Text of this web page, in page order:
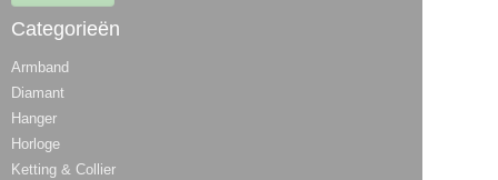
Categorieën
Armband
Diamant
Hanger
Horloge
Ketting & Collier